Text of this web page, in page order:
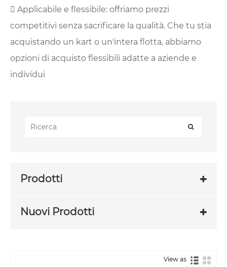
 Applicabile e flessibile: offriamo prezzi
competitivi senza sacrificare la qualità. Che tu stia
acquistando un kart o un'intera flotta, abbiamo
opzioni di acquisto flessibili adatte a aziende e
individui
Prodotti
Nuovi Prodotti
View as